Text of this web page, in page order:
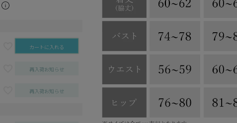
カートに入れる
再入荷お知らせ
再入荷お知らせ